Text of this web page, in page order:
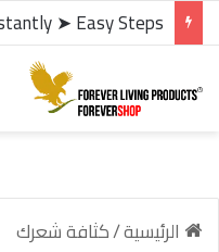
الرئيسية/كثافة شعرك